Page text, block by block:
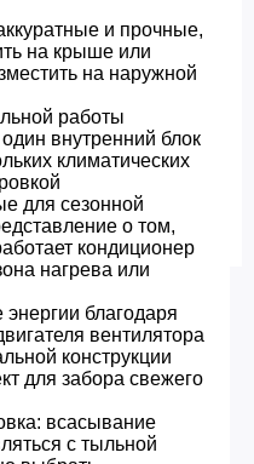
и прочные,
на крыше или
на наружной
работы
внутренний блок
климатических
для сезонной
о том,
кондиционер
нагрева или
благодаря
вентилятора
конструкции
для забора свежего
всасывание
с тыльной